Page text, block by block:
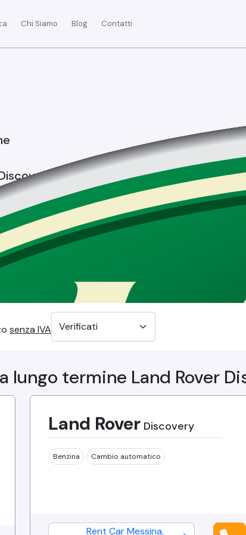
Chi Siamo Blog Contatti
noleggio lungo termine? La
di sempre, con cui potrai viaggiare su
piacere.
Rover Discovery è sinonimo di comfort,
traversate in ambienti selvaggi e viaggi on
senza IVA
lungo termine Land Rover
Land Rover Discovery
Benzina Cambio automatico
Rent Car Messina,